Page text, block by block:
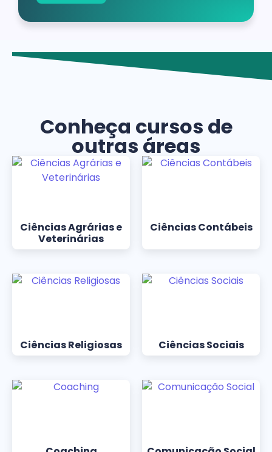
Conheça cursos de
outras áreas
Ciências Agrárias e
Veterinárias
Ciências Contábeis
Ciências Religiosas Ciências Sociais